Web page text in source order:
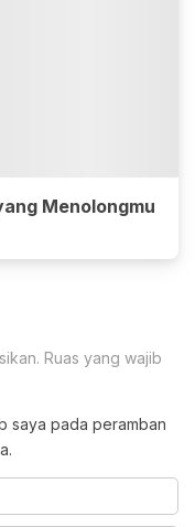
Menolongmu
Ruas yang wajib
saya pada peramban